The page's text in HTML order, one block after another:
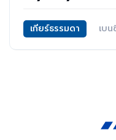
เกียร์ธรรมดา เบน